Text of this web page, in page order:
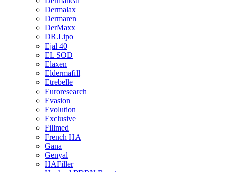
Dermalax
Dermaren
DerMaxx
DR.Lipo
Ejal 40
EL SOD
Elaxen
Eldermafill
Etrebelle
Euroresearch
Evasion
Evolution
Exclusive
Fillmed
French HA
Gana
Genyal
HAFiller